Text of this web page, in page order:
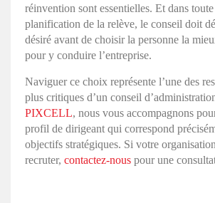
réinvention sont essentielles. Et dans
planification de la relève, le conseil doit
désiré avant de choisir la personne la
pour y conduire l’entreprise.
Naviguer ce choix représente l’une des
plus critiques d’un conseil
PIXCELL, nous vous accompagnons
profil de dirigeant qui correspond
objectifs stratégiques. Si votre
recruter, contactez-nous pour une